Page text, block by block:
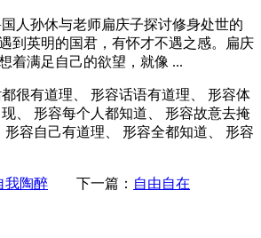
人孙休与老师扁庆子探讨修身处世的
到英明的国君，有怀才不遇之感。扁庆
着满足自己的欲望，就像 ...
很有道理、 形容话语有道理、 形容体
、 形容每个人都知道、 形容故意去掩
容自己有道理、 形容全都知道、 形容
我陶醉 下一篇： 自由自在